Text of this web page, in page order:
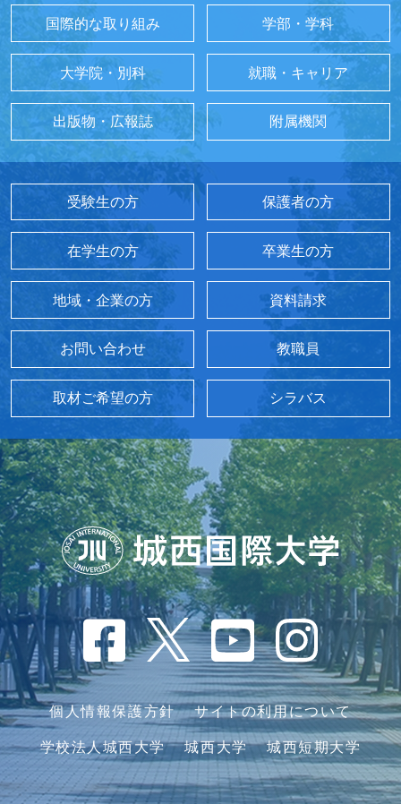
国際的な取り組み 学部・学科
大学院・別科 就職・キャリア
出版物・広報誌 附属機関
受験生の方 保護者の方
在学生の方 卒業生の方
地域・企業の方 資料請求
お問い合わせ 教職員
取材ご希望の方 シラバス
個人情報保護方針 サイトの利用について
学校法人城西大学 城西大学 城西短期大学